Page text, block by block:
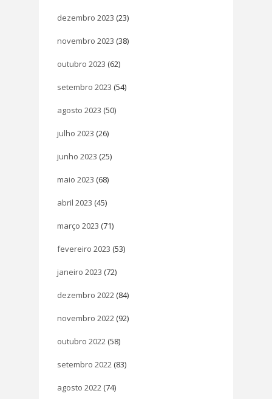
dezembro 2023 (23)
novembro 2023 (38)
outubro 2023 (62)
setembro 2023 (54)
agosto 2023 (50)
julho 2023 (26)
junho 2023 (25)
maio 2023 (68)
abril 2023 (45)
março 2023 (71)
fevereiro 2023 (53)
janeiro 2023 (72)
dezembro 2022 (84)
novembro 2022 (92)
outubro 2022 (58)
setembro 2022 (83)
agosto 2022 (74)